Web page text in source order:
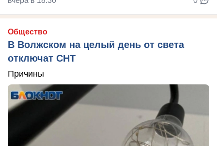
Общество
В Волжском на целый день от света
отключат СНТ
Причины